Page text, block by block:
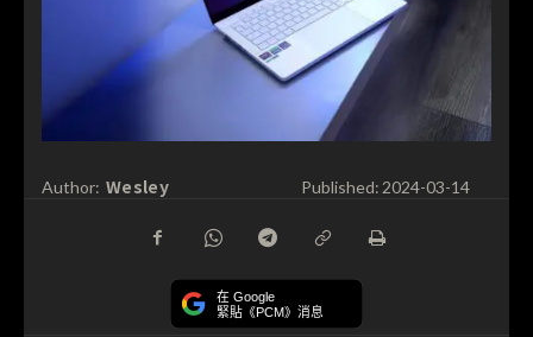
Author: Wesley Published:2024-03-14
在 Google
緊貼《PCM》消息